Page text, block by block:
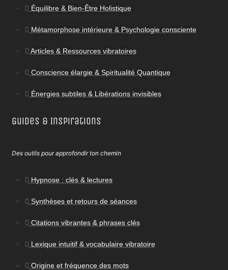
Équilibre & Bien-Être Holistique
Métamorphose intérieure & Psychologie consciente
Articles & Ressources vibratoires
Conscience élargie & Spiritualité Quantique
Énergies subtiles & Libérations invisibles
Guides & Inspirations
Des outils pour approfondir ton chemin
Hypnose : clés & lectures
Synthèses et retours de séances
Citations vibrantes & phrases clés
Lexique intuitif & vocabulaire vibratoire
Origine et fréquence des mots